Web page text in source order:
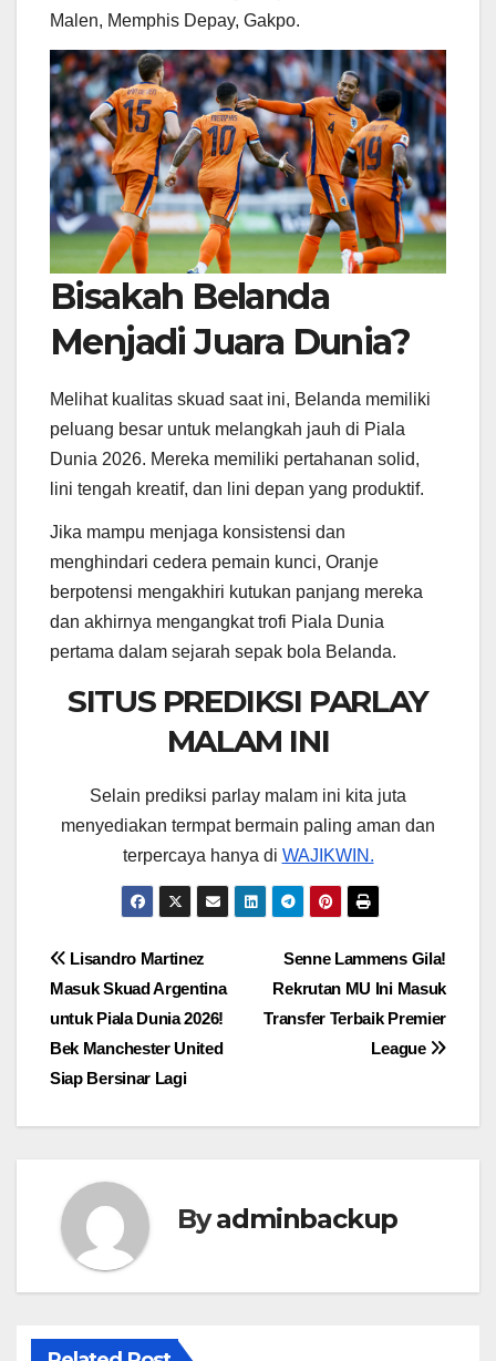
Malen, Memphis Depay, Gakpo.
Bisakah Belanda
Menjadi Juara Dunia?
Melihat kualitas skuad saat ini, Belanda memiliki
peluang besar untuk melangkah jauh di Piala
Dunia 2026. Mereka memiliki pertahanan solid,
lini tengah kreatif, dan lini depan yang produktif.
Jika mampu menjaga konsistensi dan
menghindari cedera pemain kunci, Oranje
berpotensi mengakhiri kutukan panjang mereka
dan akhirnya mengangkat trofi Piala Dunia
pertama dalam sejarah sepak bola Belanda.
SITUS PREDIKSI PARLAY
MALAM INI
Selain prediksi parlay malam ini kita juta
menyediakan termpat bermain paling aman dan
terpercaya hanya di WAJIKWIN.
Senne Lammens Gila!
Rekrutan MU Ini Masuk
Transfer Terbaik Premier
League
Lisandro Martinez
Masuk Skuad Argentina
untuk Piala Dunia 2026!
Bek Manchester United
Siap Bersinar Lagi
Byadminbackup